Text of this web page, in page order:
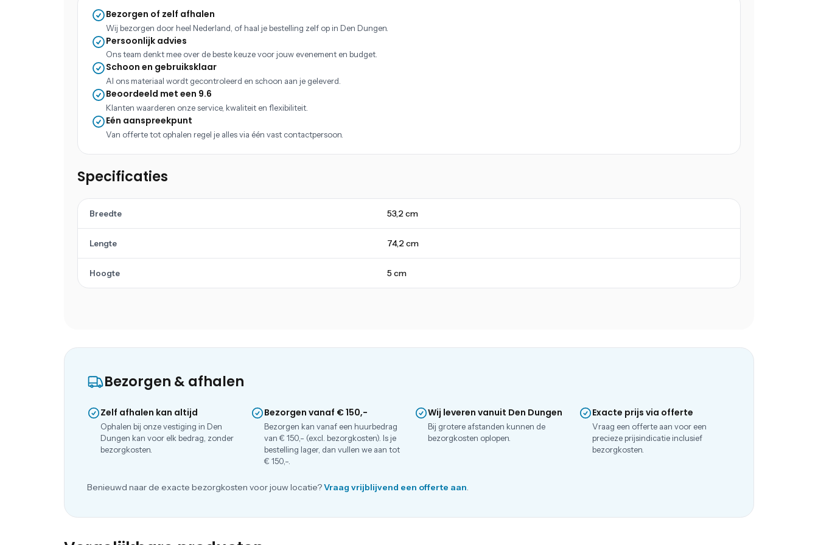
Bezorgen of zelf afhalen
Wij bezorgen door heel Nederland, of haal je bestelling zelf op in Den Dungen.
Persoonlijk advies
Ons team denkt mee over de beste keuze voor jouw evenement en budget.
Schoon en gebruiksklaar
Al ons materiaal wordt gecontroleerd en schoon aan je geleverd.
Beoordeeld met een 9.6
Klanten waarderen onze service, kwaliteit en flexibiliteit.
Eén aanspreekpunt
Van offerte tot ophalen regel je alles via één vast contactpersoon.
Specificaties
Breedte 53,2 cm
Lengte 74,2 cm
Hoogte 5 cm
Bezorgen & afhalen
Zelf afhalen kan altijd
Ophalen bij onze vestiging in Den
Dungen kan voor elk bedrag, zonder
bezorgkosten.
Bezorgen vanaf € 150,-
Bezorgen kan vanaf een huurbedrag
van € 150,- (excl. bezorgkosten). Is je
bestelling lager, dan vullen we aan tot
€ 150,-.
Wij leveren vanuit Den Dungen
Bij grotere afstanden kunnen de
bezorgkosten oplopen.
Exacte prijs via offerte
Vraag een offerte aan voor een
precieze prijsindicatie inclusief
bezorgkosten.
Benieuwd naar de exacte bezorgkosten voor jouw locatie?Vraag vrijblijvend een offerte aan.